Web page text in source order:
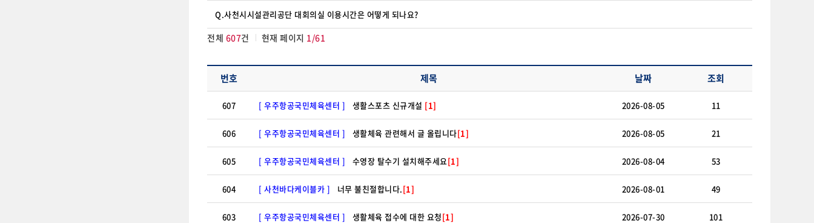
Q.사천시시설관리공단 대회의실 이용시간은 어떻게 되나요?
전체 607건 현재 페이지 1/61
번호 제목 날짜 조회
607 [ 우주항공국민체육센터 ] 생활스포츠 신규개설 [1] 2026-08-05 11
606 [ 우주항공국민체육센터 ] 생활체육 관련해서 글 올립니다[1] 2026-08-05 21
605 [ 우주항공국민체육센터 ] 수영장 탈수기 설치해주세요[1] 2026-08-04 53
604 [ 사천바다케이블카 ] 너무 불친절합니다.[1] 2026-08-01 49
603 [ 우주항공국민체육센터 ] 생활체육 접수에 대한 요청[1] 2026-07-30 101